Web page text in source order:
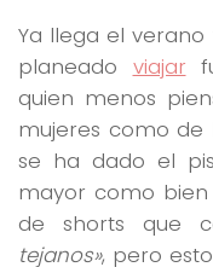
Ya llega el
planeado viajar
quien menos
mujeres como de
se ha dado el
mayor como
de shorts que
tejanos», pero